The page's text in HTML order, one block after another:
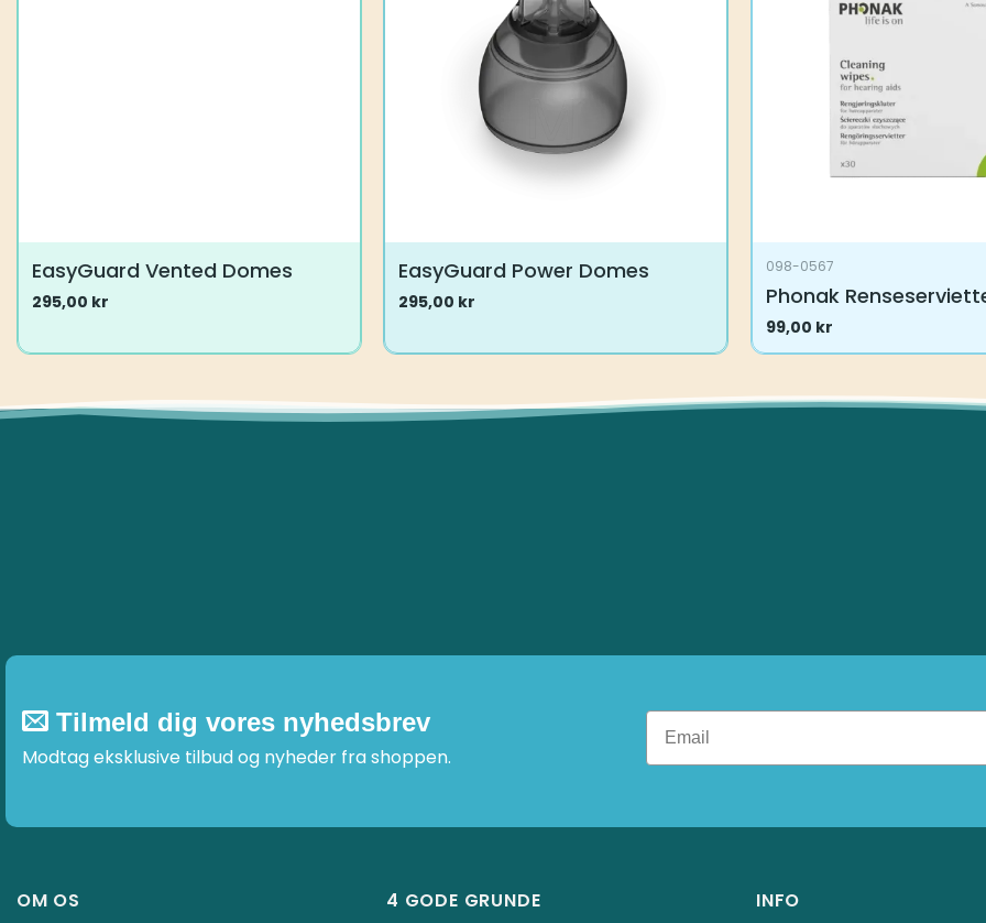
EasyGuard Vented Domes
295,00 kr
varianter.
EasyGuard Power Domes
295,00 kr
varianter.
098-0567
Phonak
99,00 kr
Tilmeld dig vores nyhedsbrev
Modtag eksklusive tilbud og nyheder fra shoppen.
OM OS 4 GODE GRUNDE INFO